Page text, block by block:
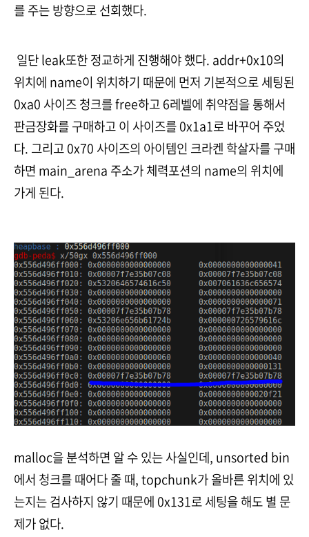
를 주는 방향으로 선회했다.
일단 leak또한 정교하게 진행해야 했다. addr+0x10의
위치에 name이 위치하기 때문에 먼저 기본적으로 세팅된
0xa0 사이즈 청크를 free하고 6레벨에 취약점을 통해서
판금장화를 구매하고 이 사이즈를 0x1a1로 바꾸어 주었
다. 그리고 0x70 사이즈의 아이템인 크라켄 학살자를 구매
하면 main_arena 주소가 체력포션의 name의 위치에
가게 된다.
malloc을 분석하면 알 수 있는 사실인데, unsorted bin
에서 청크를 때어다 줄 때, topchunk가 올바른 위치에 있
는지는 검사하지 않기 때문에 0x131로 세팅을 해도 별 문
제가 없다.